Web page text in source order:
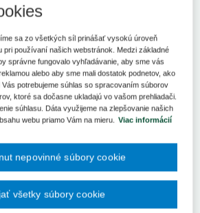
2022.
Z. z., ktorým sa mení a dopĺňa zákon č.
výkonu volebného práva a o zmene
v znení neskorších predpisov a
niektoré zákony sa do volebného
ustanoviť v čase pandémie a v príčinnej
zákonom podmienky, za ktorých sa
voličov, ktorým bolo zákonom ustanovené
z dôvodu ochrany verejného zdravia,
na pandémiu ochorenia COVID-19 s cieľom,
bežných okolností z dôvodu nariadených
právo a hlasovať.
sa zo všetkých síl prinášať vysokú úroveň
pri používaní našich webstránok. Medzi základné
správne fungovalo vyhľadávanie, aby sme vás
alebo aby sme mali dostatok podnetov, ako
potrebujeme súhlas so spracovaním súborov
ktoré sa dočasne ukladajú vo vašom prehliadači.
súhlasu. Dáta využijeme na zlepšovanie našich
webu priamo Vám na mieru. Viac informácií
nepovinné súbory cookie
všetky súbory cookie